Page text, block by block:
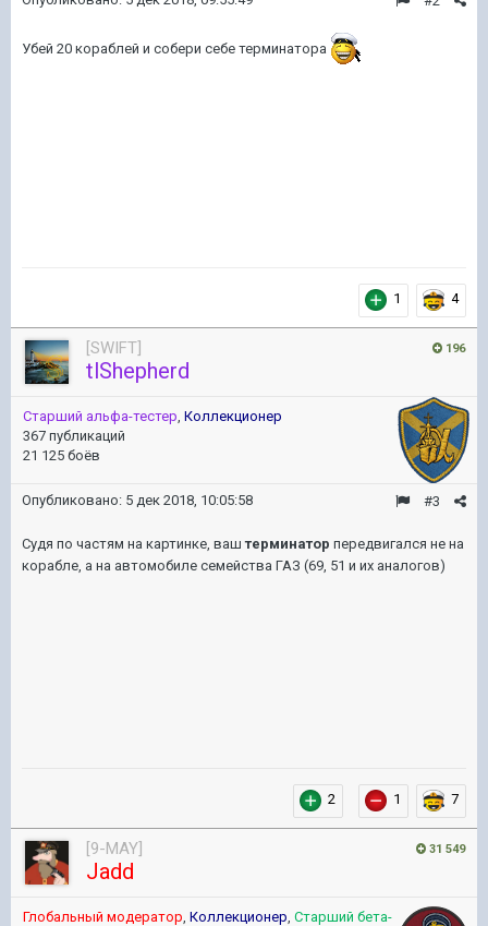
Убей 20 кораблей и собери себе терминатора
1 4
196
[SWIFT]
tlShepherd
Старший альфа-тестер, Коллекционер
367 публикаций
21 125 боёв
#3
Опубликовано: 5 дек 2018, 10:05:58
Судя по частям на картинке, ваштерминатор передвигался не на
корабле, а на автомобиле семейства ГАЗ (69, 51 и их аналогов)
2 1 7
31 549
[9-MAY]
Jadd
Глобальный модератор, Коллекционер, Старший бета-